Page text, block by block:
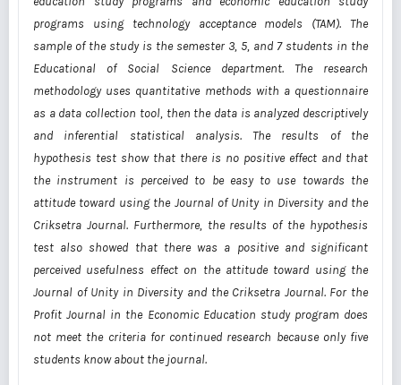
programs using technology acceptance models (TAM). The
sample of the study is the semester 3, 5, and 7 students in the
Educational of Social Science department. The research
methodology uses quantitative methods with a questionnaire
as a data collection tool, then the data is analyzed descriptively
and inferential statistical analysis. The results of the
hypothesis test show that there is no positive effect and that
the instrument is perceived to be easy to use towards the
attitude toward using the Journal of Unity in Diversity and the
Criksetra Journal. Furthermore, the results of the hypothesis
test also showed that there was a positive and significant
perceived usefulness effect on the attitude toward using the
Journal of Unity in Diversity and the Criksetra Journal. For the
Profit Journal in the Economic Education study program does
not meet the criteria for continued research because only five
students know about the journal.